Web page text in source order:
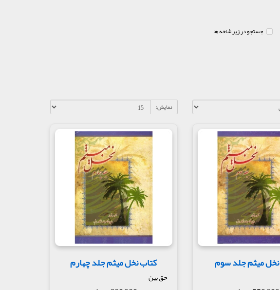
جستجو در زیر شاخه ها
نمایش:
میثم جلد سوم کتاب نخل میثم جلد چهارم
حق بین